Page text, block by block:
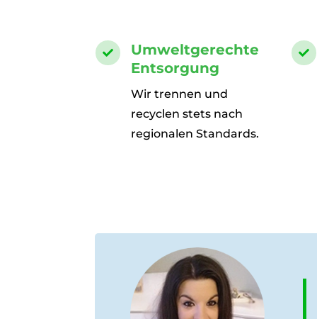

Umweltgerechte
Entsorgung
Wir trennen und
recyclen stets nach
regionalen Standards.
